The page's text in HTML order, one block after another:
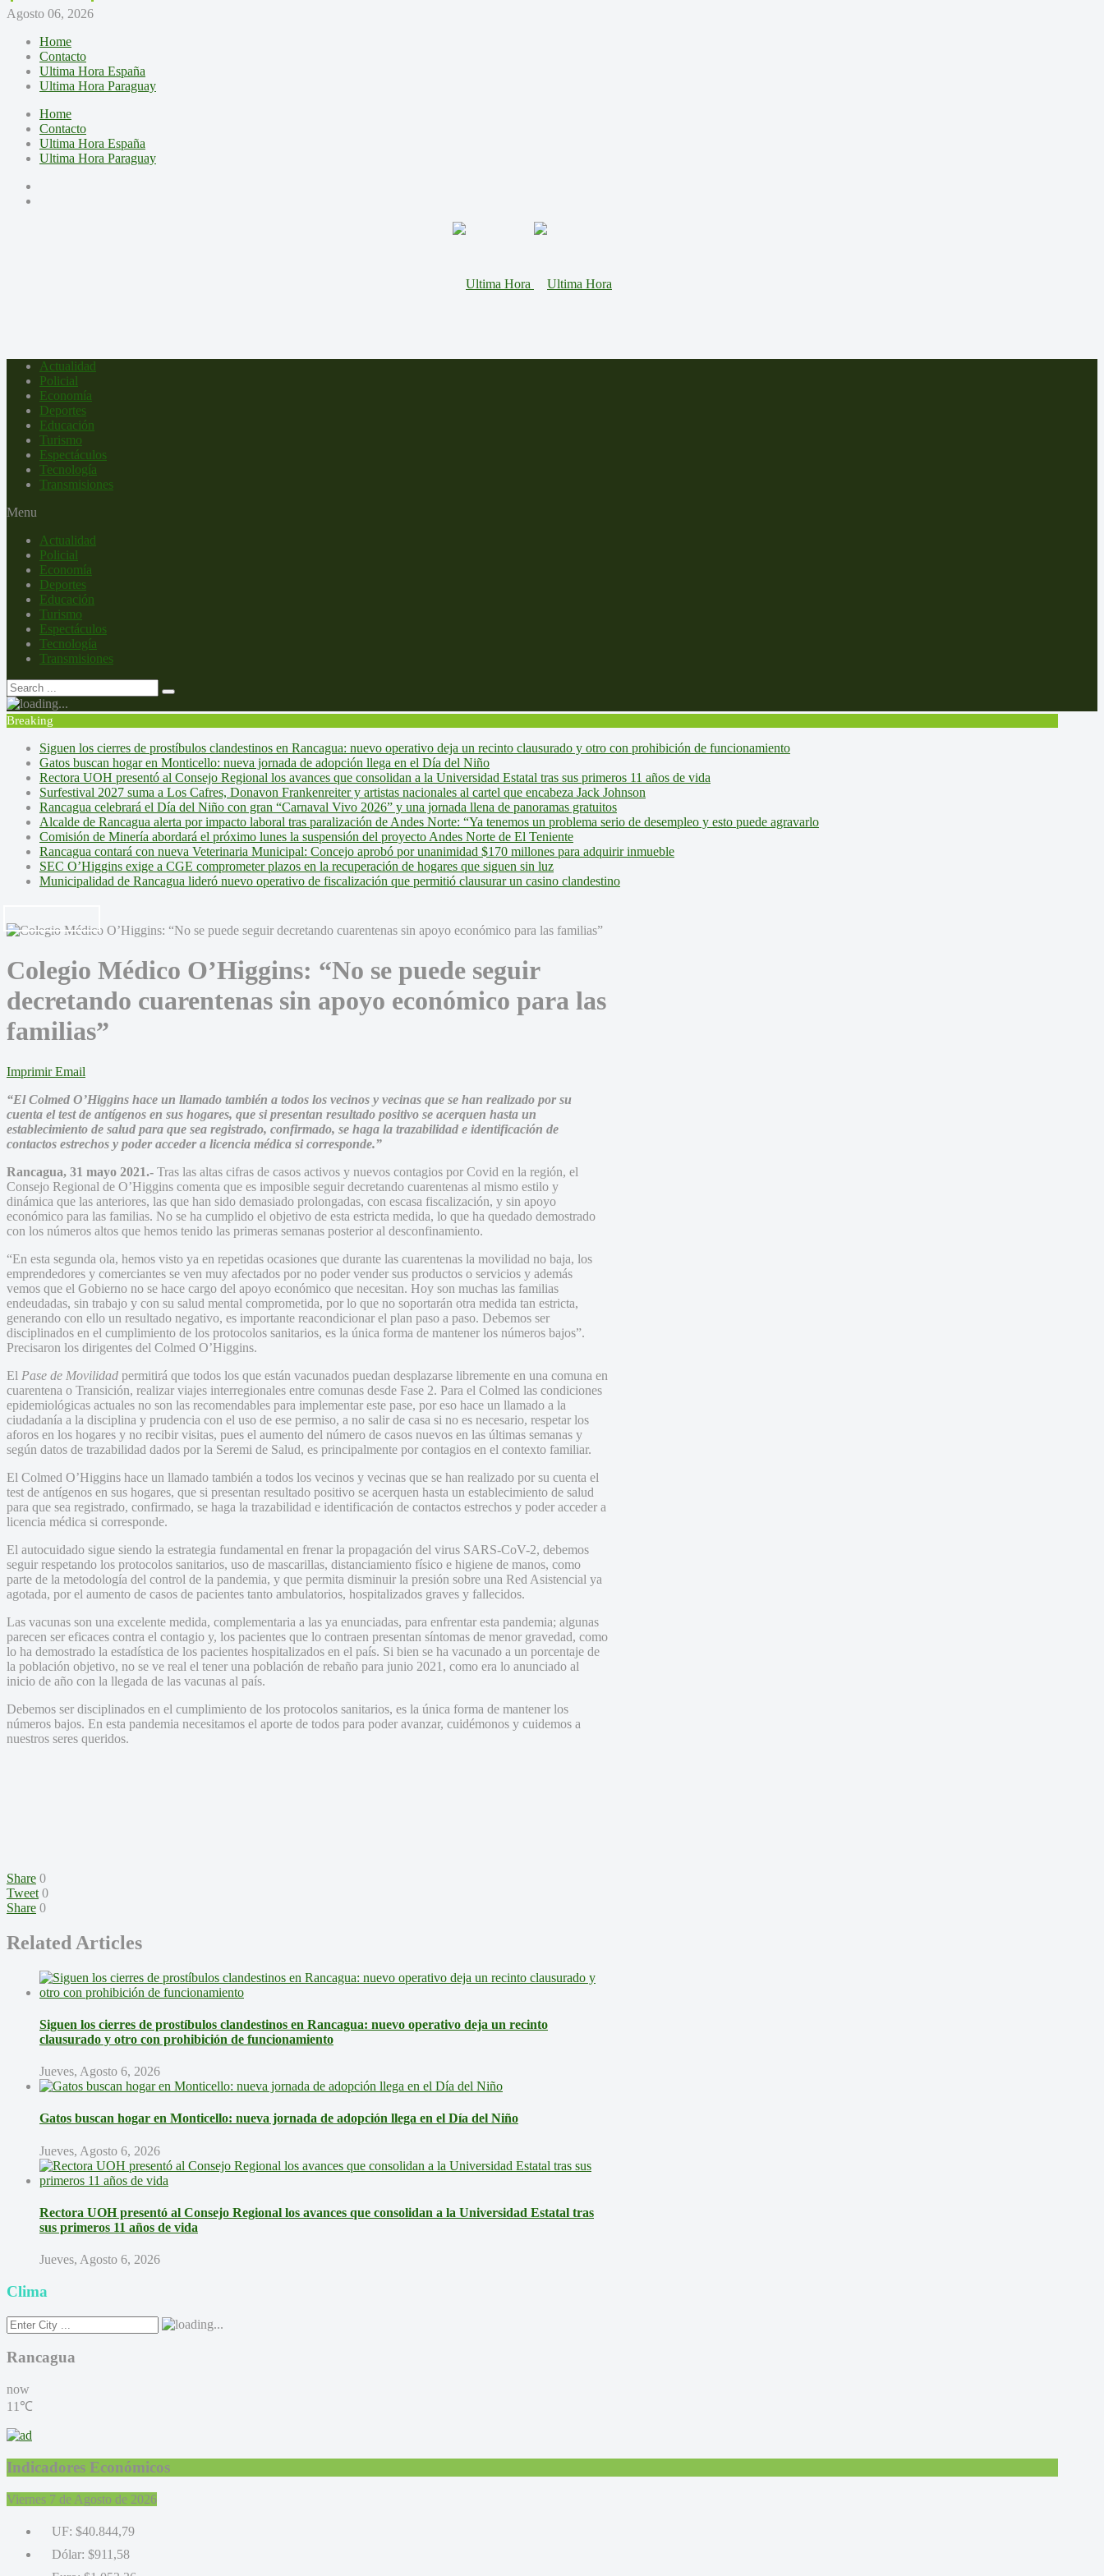
Agosto 06, 2026
Home
Contacto
Ultima Hora España
Ultima Hora Paraguay
Home
Contacto
Ultima Hora España
Ultima Hora Paraguay
Actualidad
Policial
Economía
Deportes
Educación
Turismo
Espectáculos
Tecnología
Transmisiones
Menu
Actualidad
Policial
Economía
Deportes
Educación
Turismo
Espectáculos
Tecnología
Transmisiones
Breaking
Siguen los cierres de prostíbulos clandestinos en Rancagua: nuevo operativo deja un recinto clausurado y otro con prohibición de funcionamiento
Gatos buscan hogar en Monticello: nueva jornada de adopción llega en el Día del Niño
Rectora UOH presentó al Consejo Regional los avances que consolidan a la Universidad Estatal tras sus primeros 11 años de vida
Surfestival 2027 suma a Los Cafres, Donavon Frankenreiter y artistas nacionales al cartel que encabeza Jack Johnson
Rancagua celebrará el Día del Niño con gran “Carnaval Vivo 2026” y una jornada llena de panoramas gratuitos
Alcalde de Rancagua alerta por impacto laboral tras paralización de Andes Norte: “Ya tenemos un problema serio de desempleo y esto puede agravarlo
Comisión de Minería abordará el próximo lunes la suspensión del proyecto Andes Norte de El Teniente
Rancagua contará con nueva Veterinaria Municipal: Concejo aprobó por unanimidad $170 millones para adquirir inmueble
SEC O’Higgins exige a CGE comprometer plazos en la recuperación de hogares que siguen sin luz
Municipalidad de Rancagua lideró nuevo operativo de fiscalización que permitió clausurar un casino clandestino
Colegio Médico O’Higgins: “No se puede seguir
decretando cuarentenas sin apoyo económico para las
familias”
Imprimir Email
“El Colmed O’Higgins hace un llamado también a todos los vecinos y vecinas que se han realizado por su
cuenta el test de antígenos en sus hogares, que si presentan resultado positivo se acerquen hasta un
establecimiento de salud para que sea registrado, confirmado, se haga la trazabilidad e identificación de
contactos estrechos y poder acceder a licencia médica si corresponde.”
Rancagua, 31 mayo 2021.- Tras las altas cifras de casos activos y nuevos contagios por Covid en la región, el
Consejo Regional de O’Higgins comenta que es imposible seguir decretando cuarentenas al mismo estilo y
dinámica que las anteriores, las que han sido demasiado prolongadas, con escasa fiscalización, y sin apoyo
económico para las familias. No se ha cumplido el objetivo de esta estricta medida, lo que ha quedado demostrado
con los números altos que hemos tenido las primeras semanas posterior al desconfinamiento.
“En esta segunda ola, hemos visto ya en repetidas ocasiones que durante las cuarentenas la movilidad no baja, los
emprendedores y comerciantes se ven muy afectados por no poder vender sus productos o servicios y además
vemos que el Gobierno no se hace cargo del apoyo económico que necesitan. Hoy son muchas las familias
endeudadas, sin trabajo y con su salud mental comprometida, por lo que no soportarán otra medida tan estricta,
generando con ello un resultado negativo, es importante reacondicionar el plan paso a paso. Debemos ser
disciplinados en el cumplimiento de los protocolos sanitarios, es la única forma de mantener los números bajos”.
Precisaron los dirigentes del Colmed O’Higgins.
El Pase de Movilidad permitirá que todos los que están vacunados puedan desplazarse libremente en una comuna en
cuarentena o Transición, realizar viajes interregionales entre comunas desde Fase 2. Para el Colmed las condiciones
epidemiológicas actuales no son las recomendables para implementar este pase, por eso hace un llamado a la
ciudadanía a la disciplina y prudencia con el uso de ese permiso, a no salir de casa si no es necesario, respetar los
aforos en los hogares y no recibir visitas, pues el aumento del número de casos nuevos en las últimas semanas y
según datos de trazabilidad dados por la Seremi de Salud, es principalmente por contagios en el contexto familiar.
El Colmed O’Higgins hace un llamado también a todos los vecinos y vecinas que se han realizado por su cuenta el
test de antígenos en sus hogares, que si presentan resultado positivo se acerquen hasta un establecimiento de salud
para que sea registrado, confirmado, se haga la trazabilidad e identificación de contactos estrechos y poder acceder a
licencia médica si corresponde.
El autocuidado sigue siendo la estrategia fundamental en frenar la propagación del virus SARS-CoV-2, debemos
seguir respetando los protocolos sanitarios, uso de mascarillas, distanciamiento físico e higiene de manos, como
parte de la metodología del control de la pandemia, y que permita disminuir la presión sobre una Red Asistencial ya
agotada, por el aumento de casos de pacientes tanto ambulatorios, hospitalizados graves y fallecidos.
Las vacunas son una excelente medida, complementaria a las ya enunciadas, para enfrentar esta pandemia; algunas
parecen ser eficaces contra el contagio y, los pacientes que lo contraen presentan síntomas de menor gravedad, como
lo ha demostrado la estadística de los pacientes hospitalizados en el país. Si bien se ha vacunado a un porcentaje de
la población objetivo, no se ve real el tener una población de rebaño para junio 2021, como era lo anunciado al
inicio de año con la llegada de las vacunas al país.
Debemos ser disciplinados en el cumplimiento de los protocolos sanitarios, es la única forma de mantener los
números bajos. En esta pandemia necesitamos el aporte de todos para poder avanzar, cuidémonos y cuidemos a
nuestros seres queridos.
Share 0
Tweet 0
Share 0
Related Articles
Siguen los cierres de prostíbulos clandestinos en Rancagua: nuevo operativo deja un recinto
clausurado y otro con prohibición de funcionamiento
Jueves, Agosto 6, 2026
Gatos buscan hogar en Monticello: nueva jornada de adopción llega en el Día del Niño
Jueves, Agosto 6, 2026
Rectora UOH presentó al Consejo Regional los avances que consolidan a la Universidad Estatal tras
sus primeros 11 años de vida
Jueves, Agosto 6, 2026
Clima
Rancagua
now
11℃
Indicadores Económicos
Viernes 7 de Agosto de 2026
UF: $40.844,79
Dólar: $911,58